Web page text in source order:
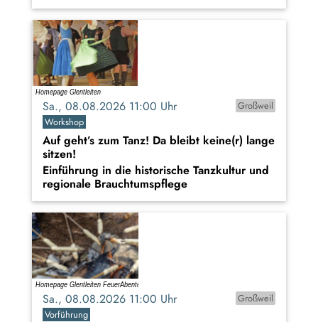
Sa., 08.08.2026 11:00 Uhr
Großweil
Workshop
Auf geht’s zum Tanz! Da bleibt keine(r) lange
sitzen!
Einführung in die historische Tanzkultur und
regionale Brauchtumspflege
Sa., 08.08.2026 11:00 Uhr
Großweil
Vorführung